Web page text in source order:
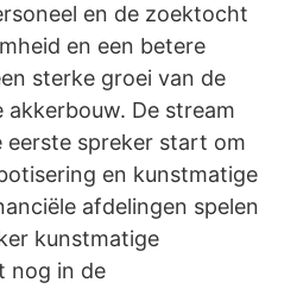
en de zoektocht
en een betere
sterke groei van de
De stream
eerste spreker start om
en kunstmatige
afdelingen spelen
kunstmatige
nog in de